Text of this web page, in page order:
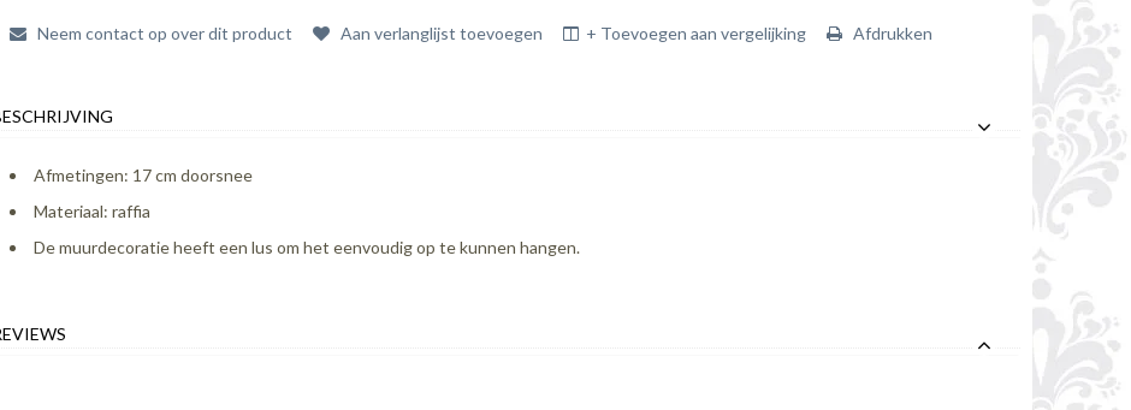
Neem contact op over dit product Aan verlanglijst toevoegen + Toevoegen aan vergelijking Afdrukken
Afmetingen: 17 cm doorsnee
Materiaal: raffia
De muurdecoratie heeft een lus om het eenvoudig op te kunnen hangen.